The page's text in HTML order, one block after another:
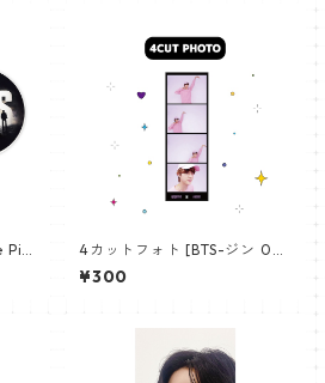
Pic
4カットフォト [BTS-ジン 02]
4CUT PHOTO BTS-JIN 02
¥300